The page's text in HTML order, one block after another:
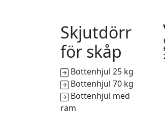
Skjutdörr
för skåp
Bottenhjul 25 kg
Bottenhjul 70 kg
Bottenhjul med
ram